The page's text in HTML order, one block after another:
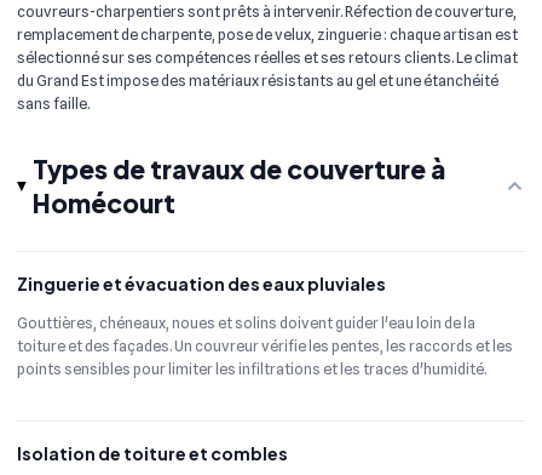
couvreurs-charpentiers sont prêts à intervenir. Réfection de couverture,
remplacement de charpente, pose de velux, zinguerie : chaque artisan est
sélectionné sur ses compétences réelles et ses retours clients. Le climat
du Grand Est impose des matériaux résistants au gel et une étanchéité
sans faille.
Types de travaux de couverture à
Homécourt
Zinguerie et évacuation des eaux pluviales
Gouttières, chéneaux, noues et solins doivent guider l'eau loin de la
toiture et des façades. Un couvreur vérifie les pentes, les raccords et les
points sensibles pour limiter les infiltrations et les traces d'humidité.
Isolation de toiture et combles